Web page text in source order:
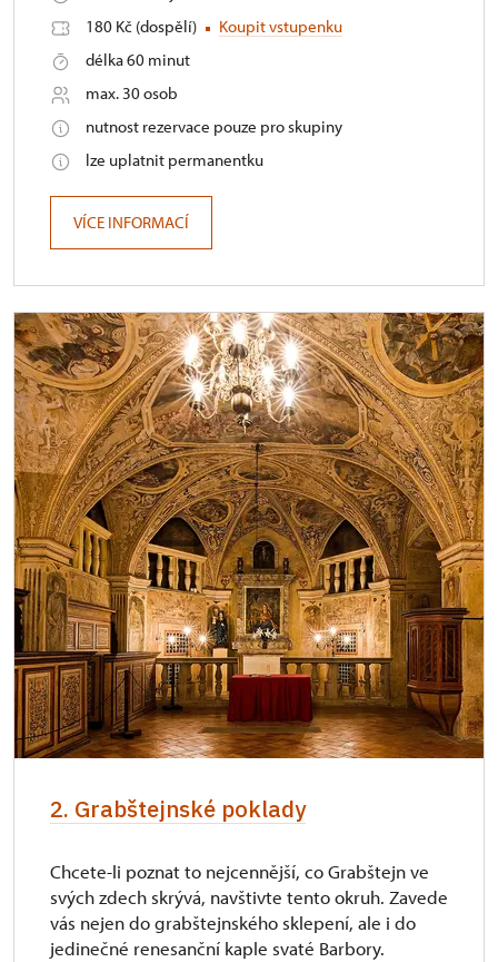
180 Kč (dospělí)
Koupit vstupenku
délka 60 minut
max. 30 osob
nutnost rezervace pouze pro skupiny
lze uplatnit permanentku
VÍCE INFORMACÍ
2. Grabštejnské poklady
Chcete-li poznat to nejcennější, co Grabštejn ve
svých zdech skrývá, navštivte tento okruh. Zavede
vás nejen do grabštejnského sklepení, ale i do
jedinečné renesanční kaple svaté Barbory.